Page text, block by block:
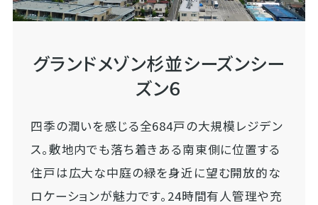
グランドメゾン杉並シーズンシー
ズン６
四季の潤いを感じる全684戸の大規模レジデン
ス。敷地内でも落ち着きある南東側に位置する
住戸は広大な中庭の緑を身近に望む開放的な
ロケーションが魅力です。24時間有人管理や充